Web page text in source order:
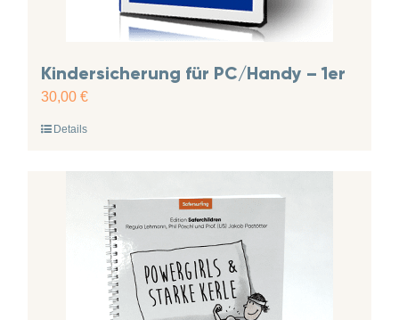
Kindersicherung für PC/Handy – 1er
30,00 €
Details